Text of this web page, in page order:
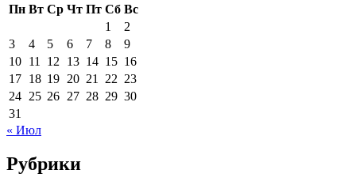
Пн Вт Ср Чт Пт Сб Вс
1
2
3
4 5 6 7 8
9
10 11 12 13 14 15 16
17 18 19 20 21 22 23
24 25 26 27 28 29 30
31
« Июл
Рубрики